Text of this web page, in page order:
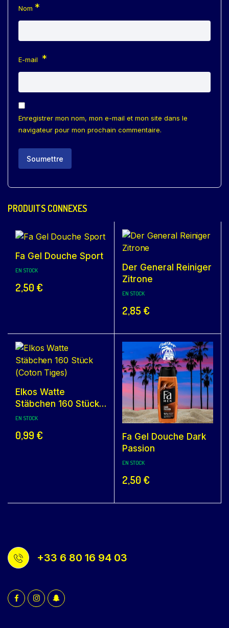
Nom *
E-mail *
Enregistrer mon nom, mon e-mail et mon site dans le
navigateur pour mon prochain commentaire.
PRODUITS CONNEXES
Fa Gel Douche Sport
EN STOCK
2,50 €
Der General Reiniger
Zitrone
EN STOCK
2,85 €
Elkos Watte
Stäbchen 160 Stück
(Coton Tiges)
EN STOCK
0,99 €
Fa Gel Douche Dark
Passion
EN STOCK
2,50 €
+33 6 80 16 94 03